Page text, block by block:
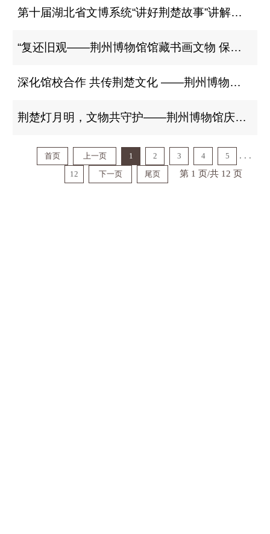
第十届湖北省文博系统“讲好荆楚故事”讲解推介活动在荆州圆满落幕
“复还旧观——荆州博物馆馆藏书画文物 保护修复成果展”开展
深化馆校合作 共传荆楚文化 ——荆州博物馆与湖北美术学院艺术人文学院共建人才培养基地
荆楚灯月明，文物共守护——荆州博物馆庆元宵暨《中华人民共和国文物保护法》实施一周年主题活动圆满举行
首页 上一页 1 2 3 4 5 . . .
12 下一页 尾页 第 1 页/共 12 页